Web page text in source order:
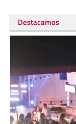
Destacamos